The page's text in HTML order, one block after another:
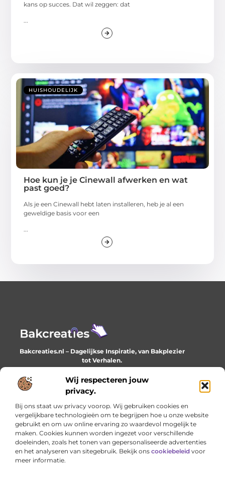
Wij respecteren jouw
privacy.
Bij ons staat uw privacy voorop. Wij gebruiken cookies en
vergelijkbare technologieën om te begrijpen hoe u onze website
gebruikt en om uw online ervaring zo waardevol mogelijk te
maken. Cookies kunnen worden ingezet voor verschillende
doeleinden, zoals het tonen van gepersonaliseerde advertenties
en het analyseren van sitegebruik. Bekijk ons cookiebeleid voor
meer informatie.
kans op succes. Dat wil zeggen: dat
...
HUISHOUDELIJK
Hoe kun je je Cinewall afwerken en wat
past goed?
Als je een Cinewall hebt laten installeren, heb je al een
geweldige basis voor een
...
Bakcreaties.nl – Dagelijkse Inspiratie, van Bakplezier
tot Verhalen.
Ontdek unieke en creatieve verhalen die je elke dag
verrijken en inspireren.
Onze informatie